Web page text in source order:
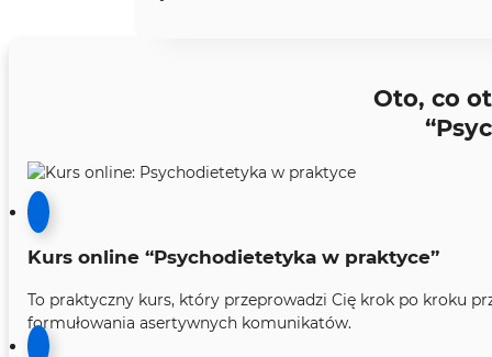
Oto, co
Kurs online “Psychodietetyka w praktyce”
To praktyczny kurs, który przeprowadzi Cię krok po kroku
formułowania asertywnych komunikatów.